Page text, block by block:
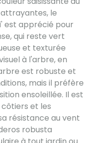
attrayantes, le
est apprécié pour
qui reste vert
et texturée
à l'arbre, en
est robuste et
mais il préfère
ensoleillée. Il est
côtiers et les
résistance au vent
robusta